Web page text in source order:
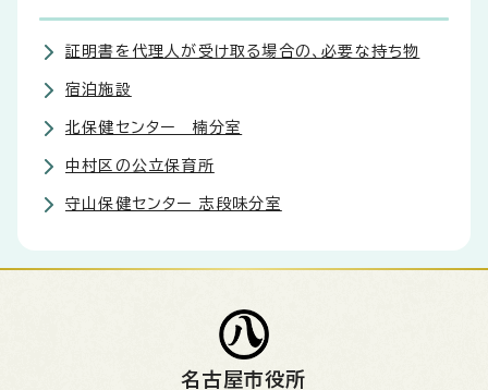
証明書を代理人が受け取る場合の、必要な持ち物
宿泊施設
北保健センター 楠分室
中村区の公立保育所
守山保健センター 志段味分室
名古屋市役所